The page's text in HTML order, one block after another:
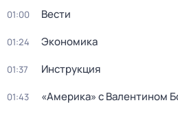
01:00 Вести
01:24 Экономика
01:37 Инструкция
01:43 «Америка» с Валентином